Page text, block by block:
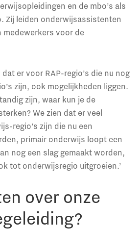
en de mbo’s als
Zij leiden onderwijsassistenten
medewerkers voor de
er voor RAP-regio’s die nu nog
zijn, ook mogelijkheden liggen.
zijn, waar kun je de
We zien dat er veel
regio’s zijn die nu een
primair onderwijs loopt een
nog een slag gemaakt worden,
tot onderwijsregio uitgroeien.’
over onze